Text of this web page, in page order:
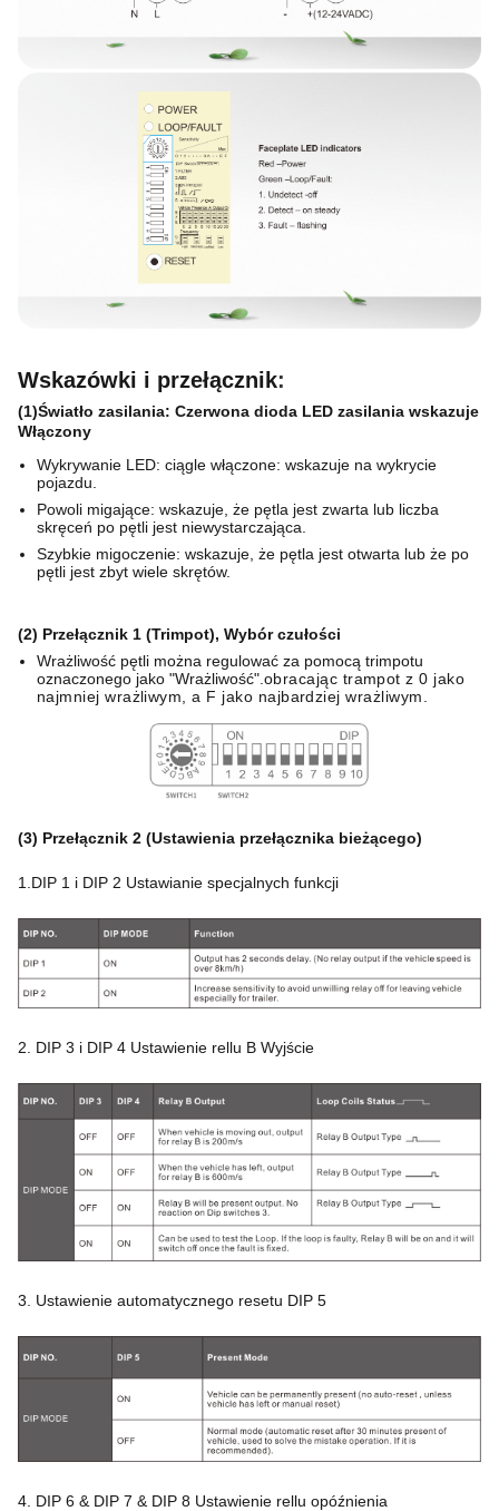
Wskazówki i przełącznik:
(1)Światło zasilania: Czerwona dioda LED zasilania wskazuje
Włączony 
Wykrywanie LED: ciągle włączone: wskazuje na wykrycie
pojazdu.
Powoli migające: wskazuje, że pętla jest zwarta lub liczba
skręceń po pętli jest niewystarczająca.
Szybkie migoczenie: wskazuje, że pętla jest otwarta lub że po
pętli jest zbyt wiele skrętów.
(2) Przełącznik 1 (Trimpot), Wybór czułości
Wrażliwość pętli można regulować za pomocą trimpotu
oznaczonego jako "Wrażliwość". obracając trampot z 0 jako
najmniej wrażliwym, a F jako najbardziej wrażliwym.
(3) Przełącznik 2 (Ustawienia przełącznika bieżącego)
1.DIP 1 i DIP 2 Ustawianie specjalnych funkcji
2. DIP 3 i DIP 4 Ustawienie rellu B Wyjście
3. Ustawienie automatycznego resetu DIP 5
4. DIP 6 & DIP 7 & DIP 8 Ustawienie rellu opóźnienia